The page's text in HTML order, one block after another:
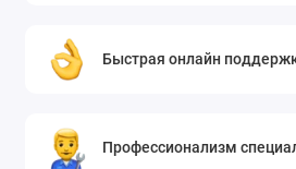
Быстрая онлайн
Профессионализм